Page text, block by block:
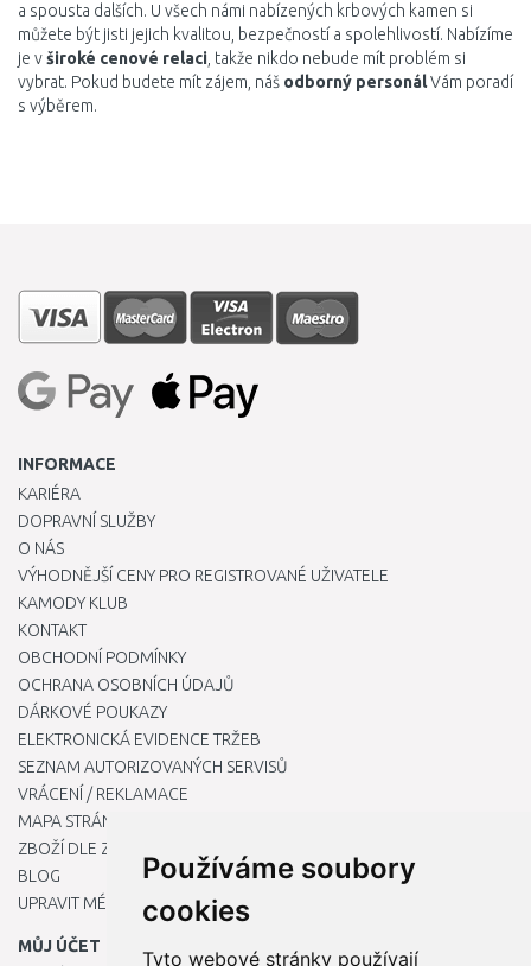
Používáme soubory
cookies
Tyto webové stránky používají
a spousta dalších. U všech námi nabízených krbových kamen si
můžete být jisti jejich kvalitou, bezpečností a spolehlivostí. Nabízíme
je vširoké cenové relaci , takže nikdo nebude mít problém si
vybrat. Pokud budete mít zájem, náš odborný personálVám poradí
s výběrem.
INFORMACE
KARIÉRA
DOPRAVNÍ SLUŽBY
O NÁS
VÝHODNĚJŠÍ CENY PRO REGISTROVANÉ UŽIVATELE
KAMODY KLUB
KONTAKT
OBCHODNÍ PODMÍNKY
OCHRANA OSOBNÍCH ÚDAJŮ
DÁRKOVÉ POUKAZY
ELEKTRONICKÁ EVIDENCE TRŽEB
SEZNAM AUTORIZOVANÝCH SERVISŮ
VRÁCENÍ / REKLAMACE
MAPA STRÁNKY
ZBOŽÍ DLE ZNAČEK
BLOG
UPRAVIT MÉ PŘEDVOLBY COOKIES
MŮJ ÚČET